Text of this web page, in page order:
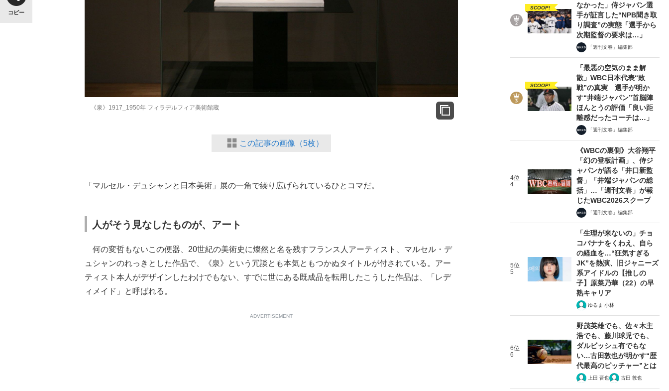
コピー
《泉》1917_1950年 フィラデルフィア美術館蔵
この記事の画像（5枚）
「マルセル・デュシャンと日本美術」展の一角で繰り広げられているひとコマだ。
人がそう見なしたものが、アート
何の変哲もないこの便器、20世紀の美術史に燦然と名を残すフランス人アーティスト、マルセル・デ
ュシャンのれっきとした作品で、《泉》という冗談とも本気ともつかぬタイトルが付されている。アー
ティスト本人がデザインしたわけでもない、すでに世にある既成品を転用したこうした作品は、「レデ
ィメイド」と呼ばれる。
ADVERTISEMENT
SCOOP!
なかった」侍ジャパン選
手が証言した“NPB聞き取
り調査”の実態「選手から
次期監督の要求は…」
「週刊文春」編集部
SCOOP!
「最悪の空気のまま解
散」WBC日本代表“敗
戦”の真実 選手が明か
す“井端ジャパン”首脳陣
ほんとうの評価「良い距
離感だったコーチは…」
「週刊文春」編集部
4位
4
《WBCの裏側》大谷翔平
「幻の登板計画」、侍ジ
ャパンが語る「井口新監
督」「井端ジャパンの総
括」…「週刊文春」が報
じたWBC2026スクープ
「週刊文春」編集部
5位
5
「生理が来ないの」チョ
コバナナをくわえ、自ら
の経血を…“狂気すぎる
JK”を熱演、旧ジャニーズ
系アイドルの【推しの
子】原菜乃華（22）の早
熟キャリア
ゆるま 小林
6位
6
野茂英雄でも、佐々木主
浩でも、藤川球児でも、
ダルビッシュ有でもな
い…古田敦也が明かす“歴
代最高のピッチャー”とは
上田 晋也 古田 敦也